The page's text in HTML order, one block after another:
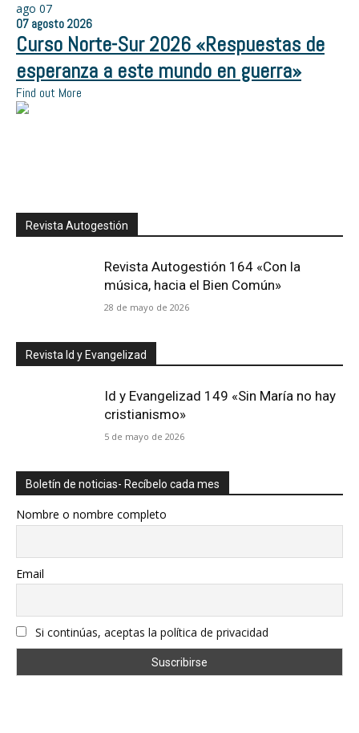
ago 07
07 agosto 2026
Curso Norte-Sur 2026 «Respuestas de
esperanza a este mundo en guerra»
Find out More
Revista Autogestión
Revista Autogestión 164 «Con la
música, hacia el Bien Común»
28 de mayo de 2026
Revista Id y Evangelizad
Id y Evangelizad 149 «Sin María no hay
cristianismo»
5 de mayo de 2026
Boletín de noticias- Recíbelo cada mes
Nombre o nombre completo
Email
Si continúas, aceptas la política de privacidad